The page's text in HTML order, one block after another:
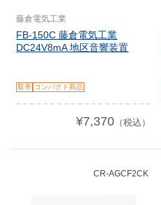
藤倉電気工業
FB-150C 藤倉電気工業
DC24V8mA 地区音響装置
取寄 コンパクト商品
¥7,370（税込）
CR-AGCF2CK